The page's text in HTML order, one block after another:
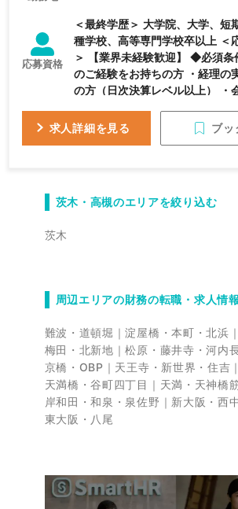
応募資格
＜最終学歴＞ 大学院、大学、短
種学校、高等専門学校卒以上 ＜応募資格/応募条件
＞ 【業界未経験歓迎】 ◆必須条
のご経験をお持ちの方 ・経理の
の方（日次決算レベル以上） ・
事業会社でのご経験が無い方を
求人詳細を見る ブッ
茨木・高槻のエリアを絞り込む
茨木
周辺エリアの財務の転職・求人情報
難波・道頓堀
淀屋橋・本町・北浜
梅田・北新地
松原・藤井寺・河内
京橋・OBP
天王寺・新世界・住吉
天満橋・谷町四丁目
天満・天神橋
岸和田・和泉・泉佐野
新大阪・西
東大阪・八尾